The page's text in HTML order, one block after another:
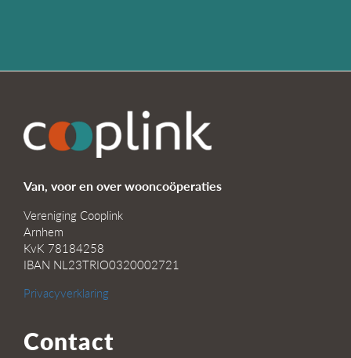
Van, voor en over wooncoöperaties
Vereniging Cooplink
Arnhem
KvK 78184258
IBAN NL23TRIO0320002721
Privacyverklaring
Contact